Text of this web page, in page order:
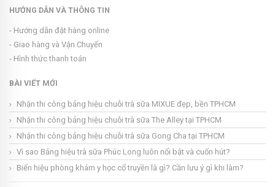
HƯỚNG DẪN VÀ THÔNG TIN
- Hướng dẫn đặt hàng online
- Giao hàng và Vận Chuyển
- Hình thức thanh toán
BÀI VIẾT MỚI
Nhận thi công bảng hiệu chuỗi trà sữa MIXUE đẹp, bền TPHCM
Nhận thi công bảng hiệu chuỗi trà sữa The Alley tại TPHCM
Nhận thi công bảng hiệu chuỗi trà sữa Gong Cha tại TPHCM
Vì sao Bảng hiệu trà sữa Phúc Long luôn nổi bật và cuốn hút?
Biển hiệu phòng khám y học cổ truyền là gì? Cần lưu ý gì khi làm?